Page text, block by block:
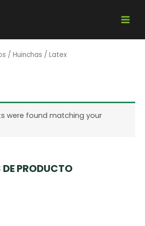
PRODUCTO
/ Huinchas / Latex
were found matching your